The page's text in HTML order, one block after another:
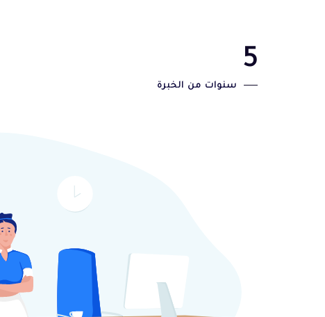
5
سنوات من الخبرة